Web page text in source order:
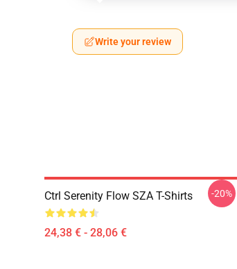
Write your review
Ctrl Serenity Flow SZA T-Shirts
24,38 € - 28,06 €
-20%